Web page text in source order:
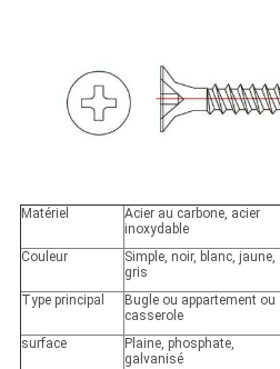
Matériel
Acier au carbone, acier
inoxydable
Couleur
Simple, noir, blanc, jaune,
gris
Type principal
Bugle ou appartement ou
casserole
surface
Plaine, phosphate,
galvanisé